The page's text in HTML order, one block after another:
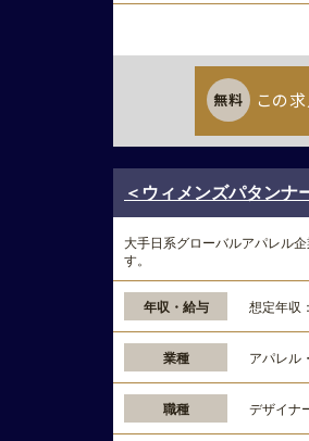
この
＜ウィメンズパタンナ
大手日系グローバルアパレル
す。
年収・給与 想定年収
業種 アパレル
職種 デザイナ